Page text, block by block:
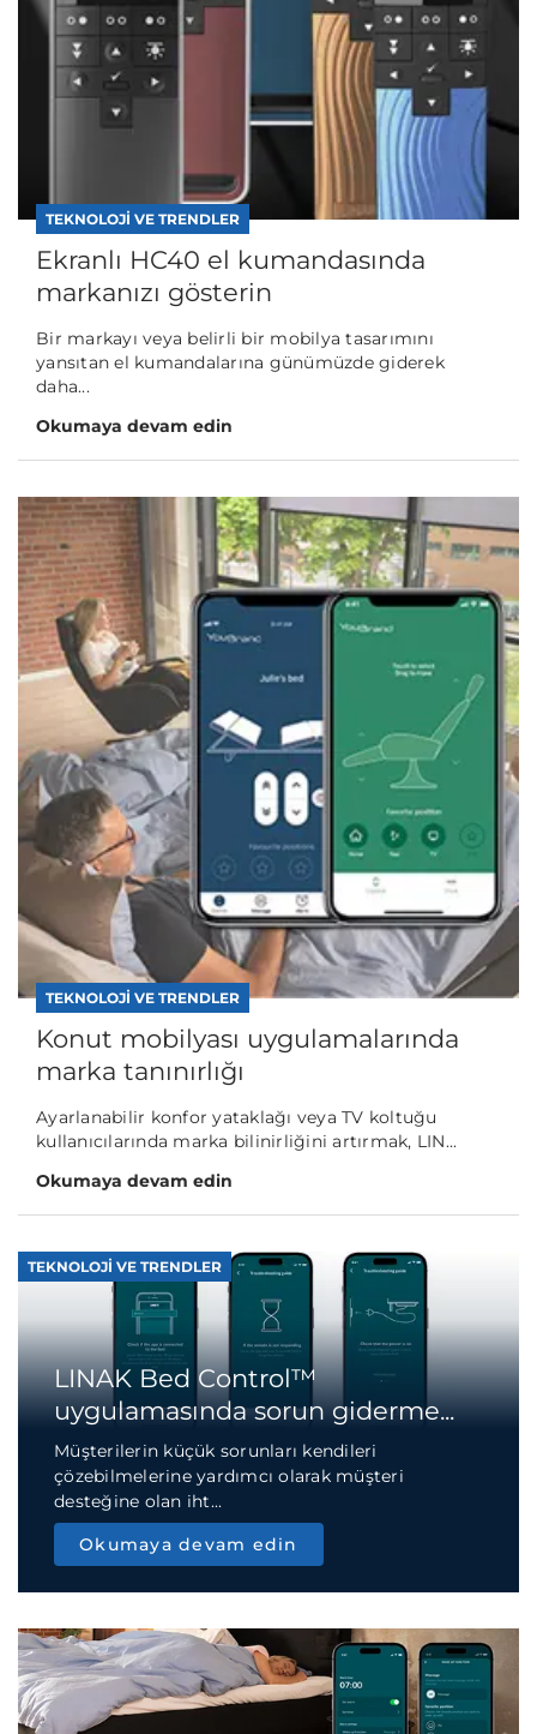
TEKNOLOJI VE TRENDLER
Ekranlı HC40 el kumandasında
markanızı gösterin
Bir markayı veya belirli bir mobilya tasarımını
yansıtan el kumandalarına günümüzde giderek
daha...
Okumaya devam edin
TEKNOLOJI VE TRENDLER
Konut mobilyası uygulamalarında
marka tanınırlığı
Ayarlanabilir konfor yataklağı veya TV koltuğu
kullanıcılarında marka bilinirliğini artırmak, LIN...
Okumaya devam edin
TEKNOLOJI VE TRENDLER
LINAK Bed Control™
uygulamasında sorun giderme...
Müşterilerin küçük sorunları kendileri
çözebilmelerine yardımcı olarak müşteri
desteğine olan iht...
Okumaya devam edin